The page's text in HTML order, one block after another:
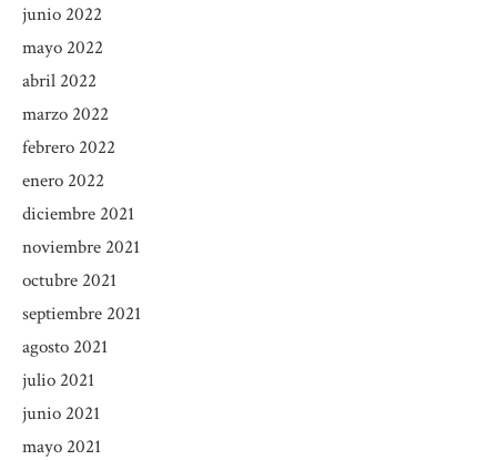
junio 2022
mayo 2022
abril 2022
marzo 2022
febrero 2022
enero 2022
diciembre 2021
noviembre 2021
octubre 2021
septiembre 2021
agosto 2021
julio 2021
junio 2021
mayo 2021